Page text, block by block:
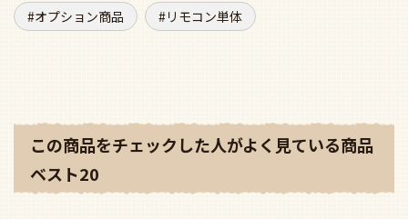
オプション商品 リモコン単体
この商品をチェックした人がよく見ている商品
ベスト20